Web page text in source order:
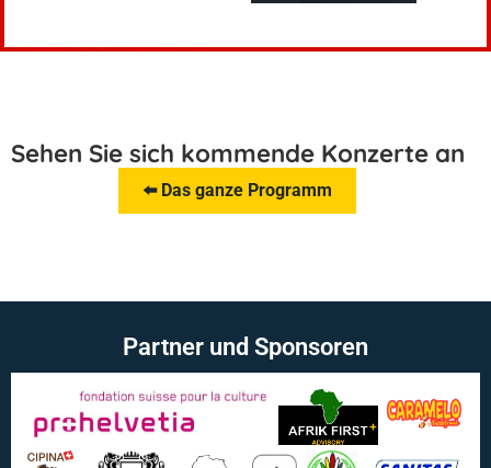
Sehen Sie sich kommende Konzerte an
⬅️ Das ganze Programm
Partner und Sponsoren